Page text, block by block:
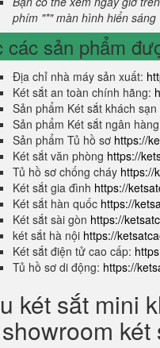
phím "*" màn hình hiển
các sản phẩm
Địa chỉ nhà máy sản xuất:
Két sắt an toàn chính hãng:
Sản phẩm Két sắt khách sạn
Sản phẩm Két sắt ngân hàng
Sản phẩm Tủ hồ sơ https://
Két sắt văn phòng https://
Tủ hồ sơ chống cháy https://
Két sắt gia đình https://
Két sắt hàn quốc https://
Két sắt sài gòn https://
két sắt hà nội https://
Két sắt điện tử cao cấp:
Tủ hồ sơ di động: https://
két sắt mini
két